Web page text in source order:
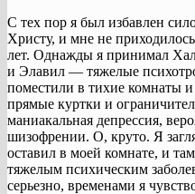
С тех пор я был избавлен
Христу, и мне не
лет. Однажды я принимал
и Элавил — тяжелые
поместили в тихие комнаты
прямые куртки и
маниакальная депрессия,
шизофрении. О, круто. Я
оставил в моей комнате, и
тяжелым психическим
серьезно, временами я